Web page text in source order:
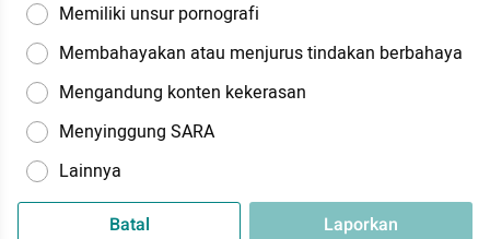
Memiliki unsur pornografi
Membahayakan atau menjurus tindakan berbahaya
Mengandung konten kekerasan
Menyinggung SARA
Lainnya
Batal Laporkan